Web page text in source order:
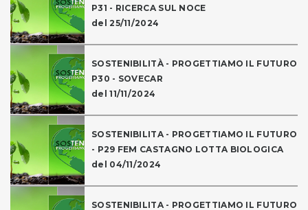
P31 - RICERCA SUL NOCE
del 25/11/2024
SOSTENIBILITÀ - PROGETTIAMO IL FUTURO
P30 - SOVECAR
del 11/11/2024
SOSTENIBILITA - PROGETTIAMO IL FUTURO
- P29 FEM CASTAGNO LOTTA BIOLOGICA
del 04/11/2024
SOSTENIBILITA - PROGETTIAMO IL FUTURO